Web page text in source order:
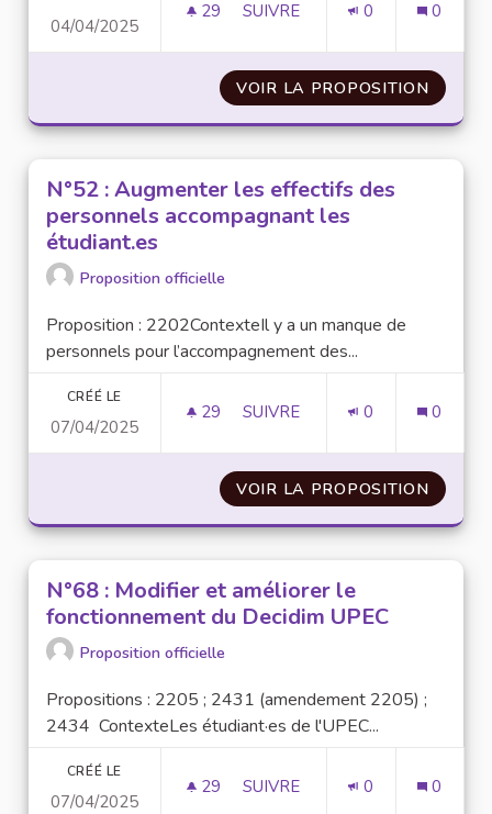
04/04/2025
29 29 ABONNÉS
SUIVRE 0 0
VOIR LA PROPOSITION N°35
N°52 : Augmenter les effectifs des
personnels accompagnant les
étudiant.es
Proposition officielle
Proposition : 2202ContexteIl y a un manque de
personnels pour l’accompagnement des...
CRÉÉ LE
07/04/2025
29 29 ABONNÉS
SUIVRE 0 0
VOIR LA PROPOSITION N°52
N°68 : Modifier et améliorer le
fonctionnement du Decidim UPEC
Proposition officielle
Propositions : 2205 ; 2431 (amendement 2205) ;
2434 ContexteLes étudiant·es de l'UPEC...
CRÉÉ LE
07/04/2025
29 29 ABONNÉS
SUIVRE 0 0